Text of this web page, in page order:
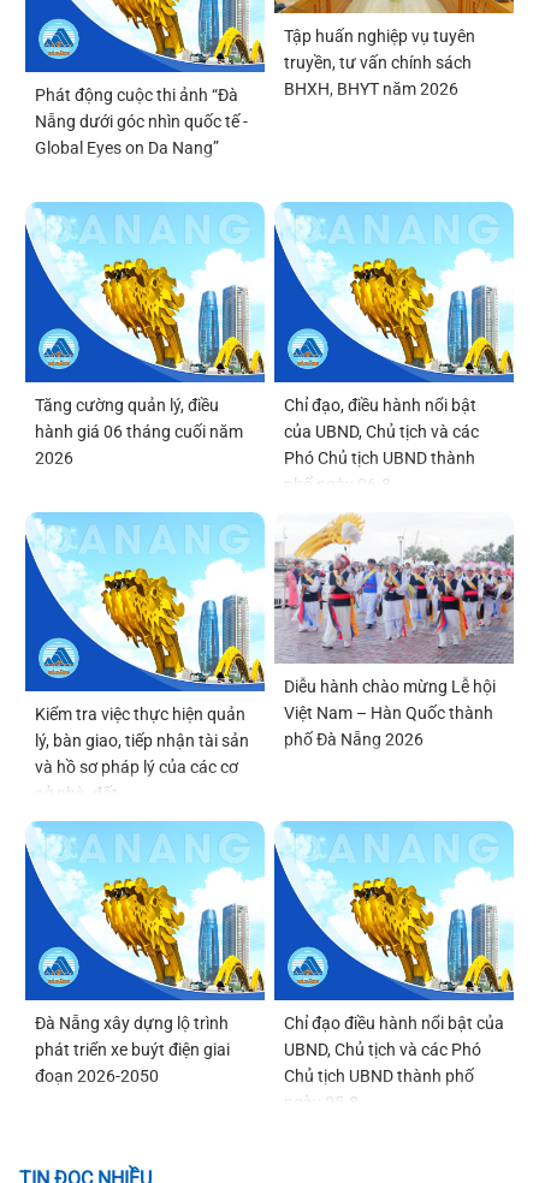
Phát động cuộc thi ảnh “Đà
Nẵng dưới góc nhìn quốc tế -
Global Eyes on Da Nang”
Tập huấn nghiệp vụ tuyên
truyền, tư vấn chính sách
BHXH, BHYT năm 2026
Tăng cường quản lý, điều
hành giá 06 tháng cuối năm
2026
Chỉ đạo, điều hành nổi bật
của UBND, Chủ tịch và các
Phó Chủ tịch UBND thành
phố ngày 06-8
Kiểm tra việc thực hiện quản
lý, bàn giao, tiếp nhận tài sản
và hồ sơ pháp lý của các cơ
sở nhà, đất
Diễu hành chào mừng Lễ hội
Việt Nam – Hàn Quốc thành
phố Đà Nẵng 2026
Đà Nẵng xây dựng lộ trình
phát triển xe buýt điện giai
đoạn 2026-2050
Chỉ đạo điều hành nổi bật của
UBND, Chủ tịch và các Phó
Chủ tịch UBND thành phố
ngày 05-8